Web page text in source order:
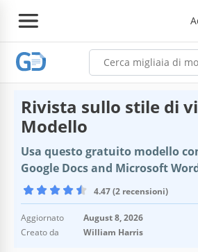
Rivista sullo stile di
Modello
Usa questo gratuito modello
Google Docs and Microsoft
4.47 (2 recensioni)
Aggiornato
August 8, 2026
Creato da
William Harris